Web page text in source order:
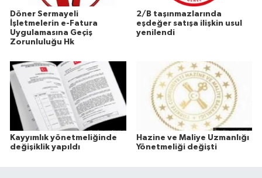
Döner Sermayeli
İşletmelerin e-Fatura
Uygulamasına Geçiş
Zorunluluğu Hk
2/B taşınmazlarında
eşdeğer satışa ilişkin usul
yenilendi
Kayyımlık yönetmeliğinde
değişiklik yapıldı
Hazine ve Maliye Uzmanlığı
Yönetmeliği değişti